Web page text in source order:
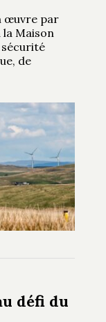
œuvre par
la Maison
de
défi du